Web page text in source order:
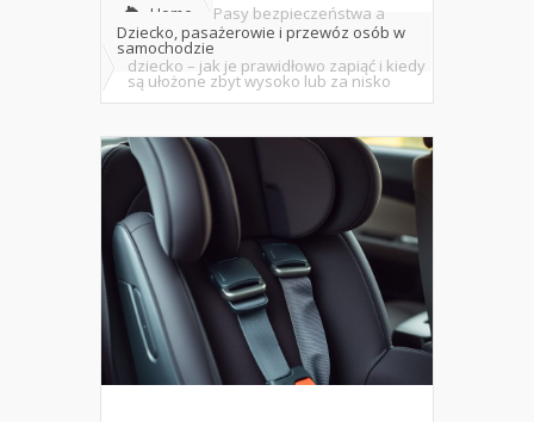
Home
Dziecko, pasażerowie i przewóz osób w
samochodzie
Pasy bezpieczeństwa a
dziecko – jak je prawidłowo zapiąć i kiedy
są ułożone zbyt wysoko lub za nisko